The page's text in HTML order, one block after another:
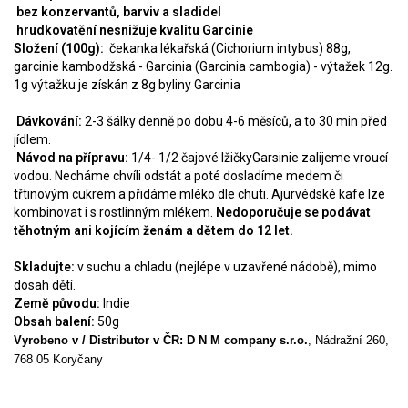
bez konzervantů, barviv a sladidel
hrudkovatění nesnižuje kvalitu Garcinie
Složení (100g): čekanka lékařská (Cichorium intybus) 88g,
garcinie kambodžská - Garcinia (Garcinia cambogia) - výtažek 12g.
1g výtažku je získán z 8g byliny Garcinia
Dávkování: 2-3 šálky denně po dobu 4-6 měsíců, a to 30 min před
jídlem.
Návod na přípravu: 1/4- 1/2 čajové lžičkyGarsinie zalijeme vroucí
vodou. Necháme chvíli odstát a poté dosladíme medem či
třtinovým cukrem a přidáme mléko dle chuti. Ajurvédské kafe lze
kombinovat i s rostlinným mlékem. Nedoporučuje se podávat
těhotným ani kojícím ženám a dětem do 12 let.
Skladujte: v suchu a chladu (nejlépe v uzavřené nádobě), mimo
dosah dětí.
Země původu: Indie
Obsah balení: 50g
Vyrobeno v / Distributor v ČR: D N M company s.r.o., Nádražní 260,
768 05 Koryčany